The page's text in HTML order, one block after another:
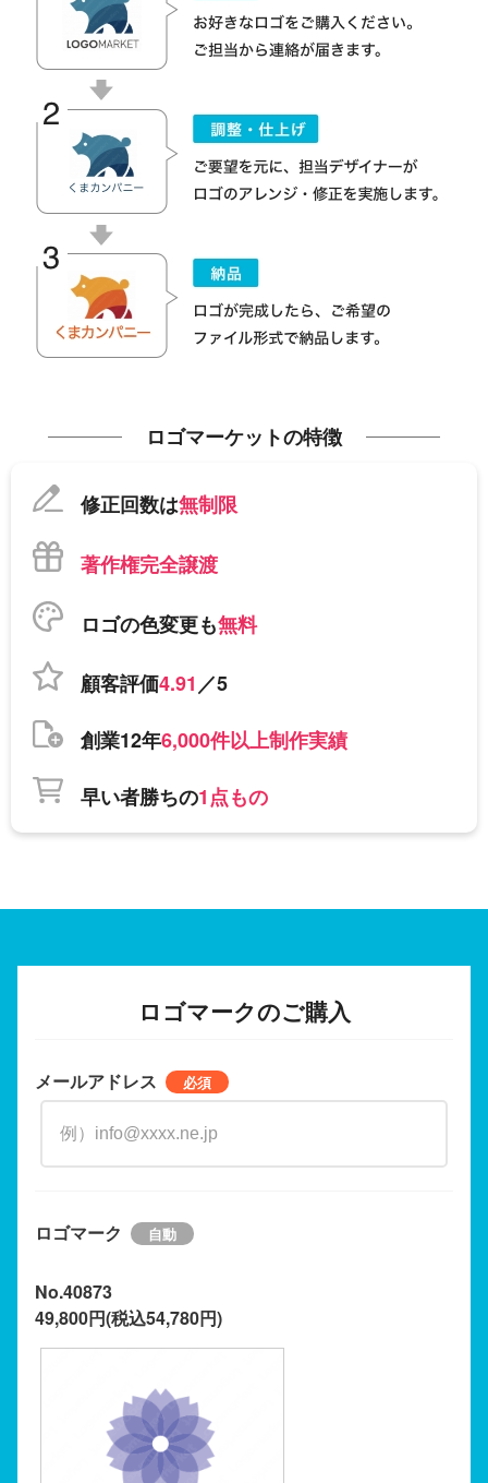
ロゴマーケットの特徴
修正回数は無制限
著作権完全譲渡
ロゴの色変更も無料
顧客評価4.91／5
創業12年6,000件以上制作実績
早い者勝ちの1点もの
ロゴマークのご購入
メールアドレス
ロゴマーク
No.40873
49,800円(税込54,780円)